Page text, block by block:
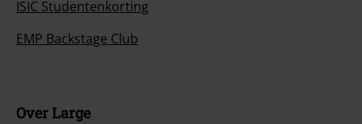
ISIC Studentenkorting
EMP Backstage Club
Over Large